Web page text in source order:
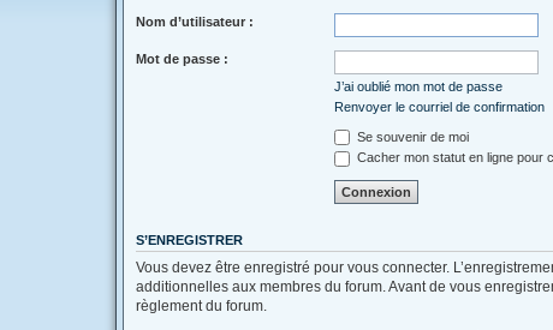
Nom d’utilisateur :
Mot de passe :
J’ai oublié mon mot de passe
Renvoyer le courriel de confirmation
Se souvenir de moi
Cacher mon statut en ligne pour
S’ENREGISTRER
Vous devez être enregistré pour vous connecter.
additionnelles aux membres du forum. Avant de vous
règlement du forum.